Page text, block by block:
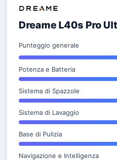
Dreame L40s Pro
Punteggio generale
Potenza e Batteria
Sistema di Spazzole
Sistema di Lavaggio
Base di Pulizia
Navigazione e Intelligenza